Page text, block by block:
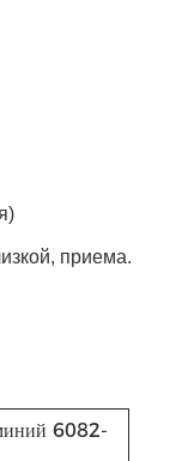
приема.
6082-